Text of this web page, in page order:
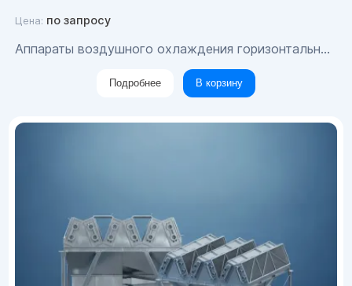
Цена: по запросу
Аппараты воздушного охлаждения горизонтальные типа 2АВГ
Подробнее В корзину